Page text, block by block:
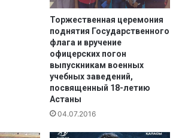
Торжественная церемония
поднятия Государственного
флага и вручение
офицерских погон
выпускникам военных
учебных заведений,
посвященный 18-летию
Астаны
04.07.2016